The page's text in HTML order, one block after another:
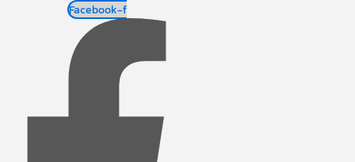
Facebook-f